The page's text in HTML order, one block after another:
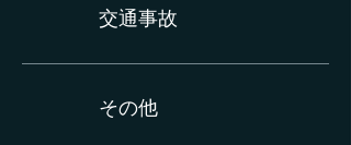
交通事故
​その他